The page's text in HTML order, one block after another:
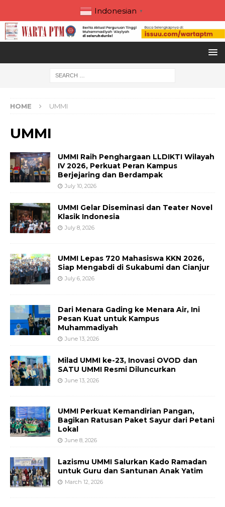
Indonesian ▼
HOME UMMI
UMMI
UMMI Raih Penghargaan LLDIKTI Wilayah
IV 2026, Perkuat Peran Kampus
Berjejaring dan Berdampak
July 10, 2026
UMMI Gelar Diseminasi dan Teater Novel
Klasik Indonesia
July 8, 2026
UMMI Lepas 720 Mahasiswa KKN 2026,
Siap Mengabdi di Sukabumi dan Cianjur
July 6, 2026
Dari Menara Gading ke Menara Air, Ini
Pesan Kuat untuk Kampus
Muhammadiyah
June 13, 2026
Milad UMMI ke-23, Inovasi OVOD dan
SATU UMMI Resmi Diluncurkan
June 13, 2026
UMMI Perkuat Kemandirian Pangan,
Bagikan Ratusan Paket Sayur dari Petani
Lokal
June 8, 2026
Lazismu UMMI Salurkan Kado Ramadan
untuk Guru dan Santunan Anak Yatim
March 12, 2026